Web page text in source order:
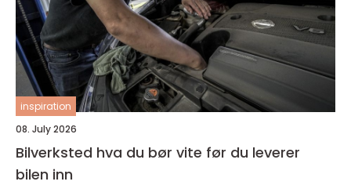
inspiration
08. July 2026
Bilverksted hva du bør vite før du leverer
bilen inn